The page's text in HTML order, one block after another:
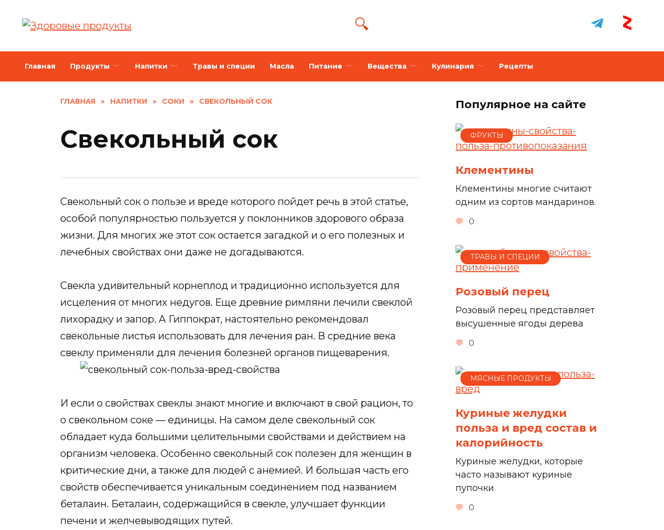
Главная Продукты Напитки Травы и специи Масла Питание Вещества Кулинария Рецепты
ГЛАВНАЯ » НАПИТКИ » СОКИ » СВЕКОЛЬНЫЙ СОК
Свекольный сок
Свекольный сок о пользе и вреде которого пойдет речь в этой статье,
особой популярностью пользуется у поклонников здорового образа
жизни. Для многих же этот сок остается загадкой и о его полезных и
лечебных свойствах они даже не догадываются.
Свекла удивительный корнеплод и традиционно используется для
исцеления от многих недугов. Еще древние римляни лечили свеклой
лихорадку и запор. А Гиппократ, настоятельно рекомендовал
свекольные листья использовать для лечения ран. В средние века
свеклу применяли для лечения болезней органов пищеварения.
И если о свойствах свеклы знают многие и включают в свой рацион, то
о свекольном соке — единицы. На самом деле свекольный сок
обладает куда большими целительными свойствами и действием на
организм человека. Особенно свекольный сок полезен для женщин в
критические дни, а также для людей с анемией. И большая часть его
свойств обеспечивается уникальным соединением под названием
беталаин. Беталаин, содержащийся в свекле, улучшает функции
печени и желчевыводящих путей.
Популярное на сайте
ФРУКТЫ
Клементины
Клементины многие считают
одним из сортов мандаринов.
0
ТРАВЫ И СПЕЦИИ
Розовый перец
Розовый перец представляет
высушенные ягоды дерева
0
МЯСНЫЕ ПРОДУКТЫ
Куриные желудки
польза и вред состав и
калорийность
Куриные желудки, которые
часто называют куриные
пупочки
0